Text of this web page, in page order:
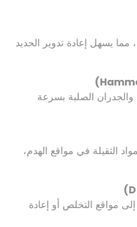
مما يسهل إعادة تدوير الحديد
الصلبة بسرعة
الثقيلة في مواقع الهدم،
مواقع التخلص أو إعادة